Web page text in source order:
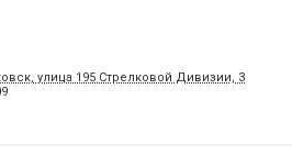
улица 195 Стрелковой Дивизии, 3